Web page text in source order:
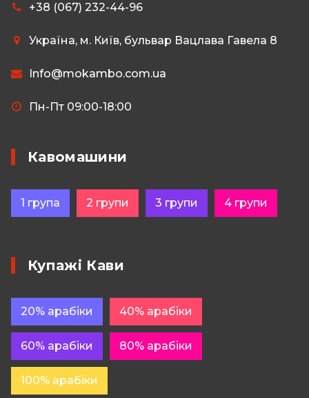
+38 (067) 232-44-96
Українa, м. Київ, бульвар Вацлава Гавела 8
Info@mokambo.com.ua
Пн-Пт 09:00-18:00
Кавомашини
1 група 2 групи 3 групи 4 групи
Купажі Кави
20% арабіки 40% арабіки
60% арабіки 80% арабіки
100% арабіки